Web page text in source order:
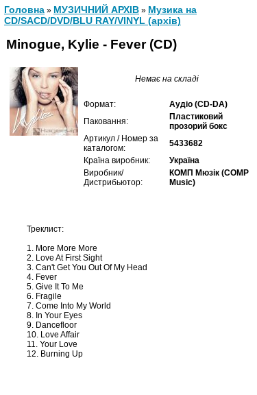
Головна » МУЗИЧНИЙ АРХІВ » Музика на
CD/SACD/DVD/BLU RAY/VINYL (архів)
Minogue, Kylie - Fever (CD)
Немає на складі
Формат:
Аудіо (CD-DA)
Паковання:
Пластиковий
прозорий бокс
Артикул / Номер за
каталогом:
5433682
Країна виробник:
Україна
Виробник/
Дистрибьютор:
КОМП Мюзік (COMP
Music)
Треклист:
1. More More More
2. Love At First Sight
3. Can't Get You Out Of My Head
4. Fever
5. Give It To Me
6. Fragile
7. Come Into My World
8. In Your Eyes
9. Dancefloor
10. Love Affair
11. Your Love
12. Burning Up